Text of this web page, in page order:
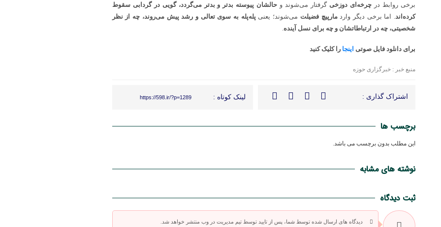
برخی روابط در چرخه‌ای دوزخی گرفتار می‌شوند و حالشان پیوسته بدتر و بدتر می‌گردد، گویی در گردابی سقوط
کرده‌اند. اما برخی دیگر واردمارپیچ فضیلت می‌شوند؛ یعنی پله‌پله به سوی تعالی و رشد پیش می‌روند، چه از نظر
شخصیتی، چه در ارتباطاتشان و چه برای نسل آینده
برای دانلود فایل صوتی اینجا را کلیک کنید
منبع خبر : خبرگزاری حوزه
اشتراک گذاری : لینک کوتاه : https://598.ir/?p=1289
برچسب ها
این مطلب بدون برچسب می باشد.
نوشته های مشابه
ثبت دیدگاه
دیدگاه های ارسال شده توسط شما، پس از تایید توسط تیم مدیریت در وب منتشر خواهد شد.